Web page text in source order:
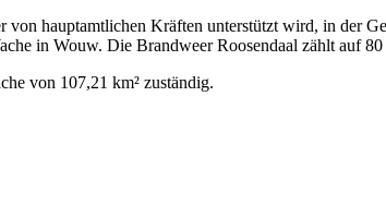
hauptamtlichen Kräften unterstützt wird, in der
in Wouw. Die Brandweer Roosendaal zählt auf
von 107,21 km² zuständig.